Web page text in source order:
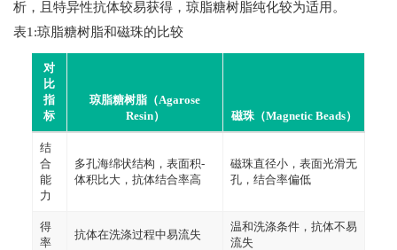
析，且特异性抗体较易获得，琼脂糖树脂纯化较为适用。
表1:琼脂糖树脂和磁珠的比较
对
比
指
标
琼脂糖树脂（Agarose
Resin）
磁珠（Magnetic Beads）
结
合
能
力
多孔海绵状结构，表面积-
体积比大，抗体结合率高
磁珠直径小，表面光滑无
孔，结合率偏低
得
率
抗体在洗涤过程中易流失
温和洗涤条件，抗体不易
流失